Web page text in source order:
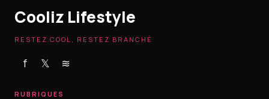
Cooliz Lifestyle
RESTEZ COOL, RESTEZ BRANCHÉ
f 𝕏 ≋
RUBRIQUES